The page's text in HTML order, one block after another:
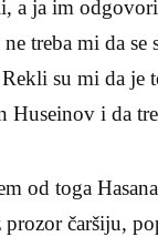
a ja im
treba mi da
su mi da je
Huseinov i da
od toga
čaršiju,